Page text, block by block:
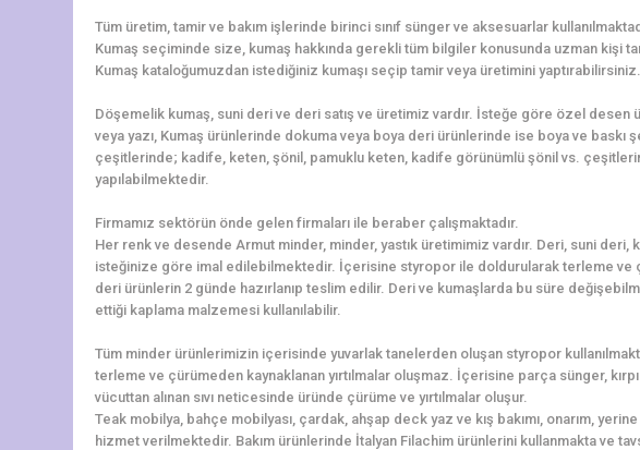
Tüm üretim, tamir ve bakım işlerinde birinci sınıf sünger ve aksesuarlar
Kumaş seçiminde size, kumaş hakkında gerekli tüm bilgiler konusunda uzman kişi
Kumaş kataloğumuzdan istediğiniz kumaşı seçip tamir veya üretimini yaptırabilirsiniz.
Döşemelik kumaş, suni deri ve deri satış ve üretimiz vardır. İsteğe göre özel desen
veya yazı, Kumaş ürünlerinde dokuma veya boya deri ürünlerinde ise boya ve baskı
çeşitlerinde; kadife, keten, şönil, pamuklu keten, kadife görünümlü şönil vs.
yapılabilmektedir.
Firmamız sektörün önde gelen firmaları ile beraber çalışmaktadır.
Her renk ve desende Armut minder, minder, yastık üretimimiz vardır. Deri, suni deri,
isteğinize göre imal edilebilmektedir. İçerisine styropor ile doldurularak terleme ve
deri ürünlerin 2 günde hazırlanıp teslim edilir. Deri ve kumaşlarda bu süre
ettiği kaplama malzemesi kullanılabilir.
Tüm minder ürünlerimizin içerisinde yuvarlak tanelerden oluşan styropor
terleme ve çürümeden kaynaklanan yırtılmalar oluşmaz. İçerisine parça sünger,
vücuttan alınan sıvı neticesinde üründe çürüme ve yırtılmalar oluşur.
Teak mobilya, bahçe mobilyası, çardak, ahşap deck yaz ve kış bakımı, onarım,
hizmet verilmektedir. Bakım ürünlerinde İtalyan Filachim ürünlerini kullanmakta ve